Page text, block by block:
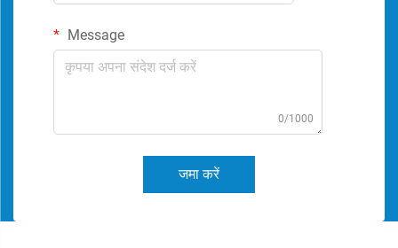
Message
0/1000
जमा करें